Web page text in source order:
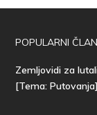
POPULARNI
Zemljovidi za
[Tema: Putovanja]